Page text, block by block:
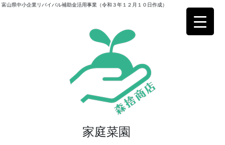
富山県中小企業リバイバル補助金活用事業（令和３年１２月１０日作成）
家庭菜園